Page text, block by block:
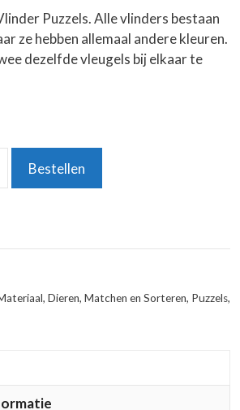
Puzzels. Alle vlinders bestaan
ze hebben allemaal andere kleuren.
dezelfde vleugels bij elkaar te
Vlinder
Bestellen
, Dieren, Matchen en Sorteren, Puzzels,